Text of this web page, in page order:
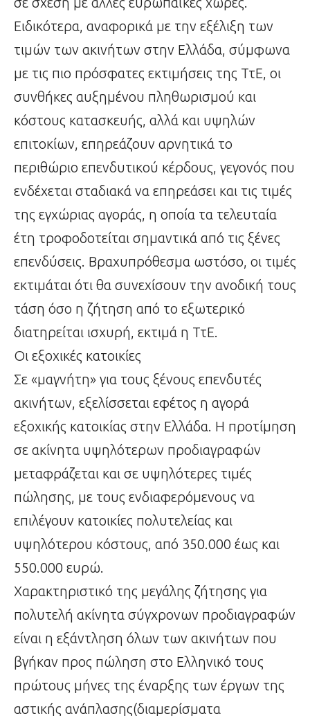
Ειδικότερα, αναφορικά με την εξέλιξη των
τιμών των ακινήτων στην Ελλάδα, σύμφωνα
με τις πιο πρόσφατες εκτιμήσεις της ΤτΕ, οι
συνθήκες αυξημένου πληθωρισμού και
κόστους κατασκευής, αλλά και υψηλών
επιτοκίων, επηρεάζουν αρνητικά το
περιθώριο επενδυτικού κέρδους, γεγονός που
ενδέχεται σταδιακά να επηρεάσει και τις τιμές
της εγχώριας αγοράς, η οποία τα τελευταία
έτη τροφοδοτείται σημαντικά από τις ξένες
επενδύσεις. Βραχυπρόθεσμα ωστόσο, οι τιμές
εκτιμάται ότι θα συνεχίσουν την ανοδική τους
τάση όσο η ζήτηση από το εξωτερικό
διατηρείται ισχυρή, εκτιμά η ΤτΕ.
Οι εξοχικές κατοικίες
Σε «μαγνήτη» για τους ξένους επενδυτές
ακινήτων, εξελίσσεται εφέτος η αγορά
εξοχικής κατοικίας στην Ελλάδα. Η προτίμηση
σε ακίνητα υψηλότερων προδιαγραφών
μεταφράζεται και σε υψηλότερες τιμές
πώλησης, με τους ενδιαφερόμενους να
επιλέγουν κατοικίες πολυτελείας και
υψηλότερου κόστους, από 350.000 έως και
550.000 ευρώ.
Χαρακτηριστικό της μεγάλης ζήτησης για
πολυτελή ακίνητα σύγχρονων προδιαγραφών
είναι η εξάντληση όλων των ακινήτων που
βγήκαν προς πώληση στο Ελληνικό τους
πρώτους μήνες της έναρξης των έργων της
αστικής ανάπλασης(διαμερίσματα